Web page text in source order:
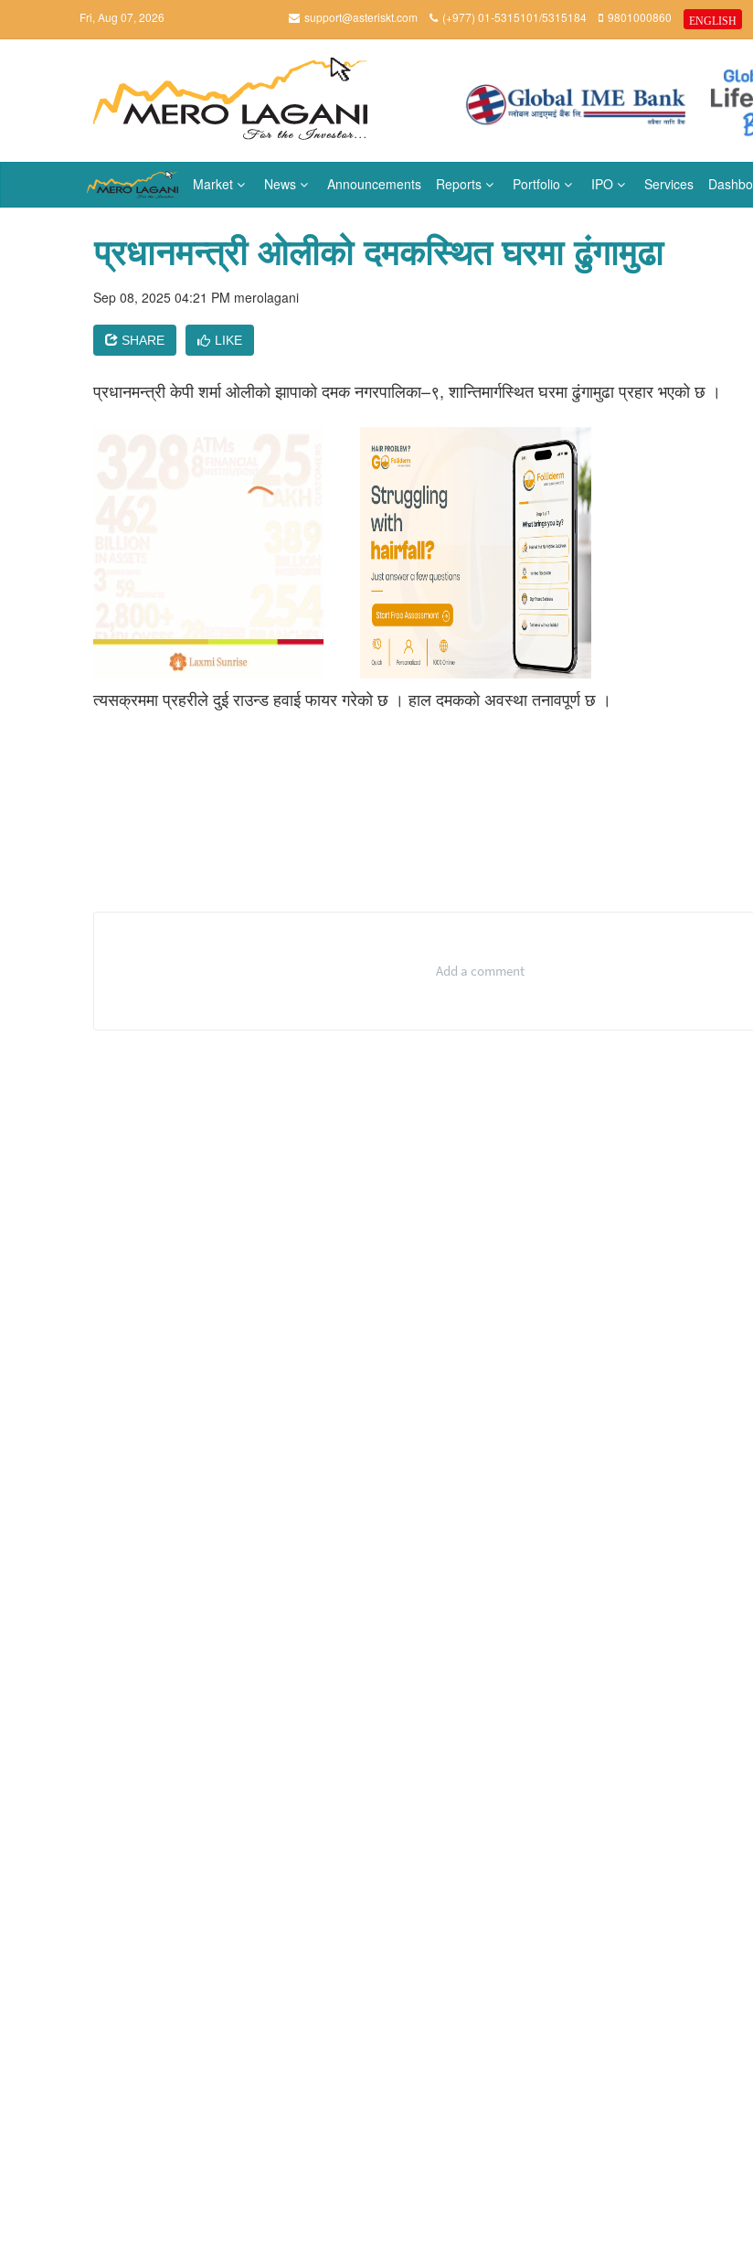
Fri, Aug 07, 2026 support@asteriskt.com (+977) 01-5315101/5315184 9801000860 ENGLISH
Market News Announcements Reports Portfolio IPO Services
प्रधानमन्त्री ओलीको दमकस्थित घरमा ढुंगामुढा
Sep 08, 2025 04:21 PM merolagani
SHARE LIKE
प्रधानमन्त्री केपी शर्मा ओलीको झापाको दमक नगरपालिका–९, शान्तिमार्गस्थित घरमा ढुंगामुढा प्रहार भएको छ ।
त्यसक्रममा प्रहरीले दुई राउन्ड हवाई फायर गरेको छ । हाल दमकको अवस्था तनावपूर्ण छ ।
Add a comment